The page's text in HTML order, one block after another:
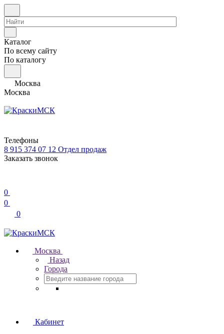
Каталог
По всему сайту
По каталогу
Москва
Москва
Телефоны
8 915 374 07 12 Отдел продаж
Заказать звонок
0
0
0
Москва
Назад
Города
Кабинет